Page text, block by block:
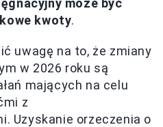
kwoty.
uwagę na to, że zmiany
w 2026 roku są
mających na celu
z
Uzyskanie orzeczenia o